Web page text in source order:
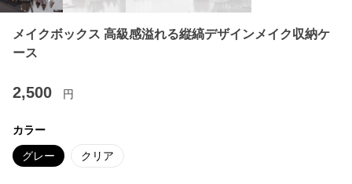
メイクボックス 高級感溢れる縦縞デザインメイク収納ケ
ース
2,500 円
カラー
グレー クリア